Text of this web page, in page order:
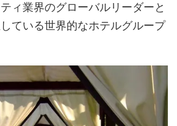
ィ業界のグローバルリーダーと
ている世界的なホテルグループ